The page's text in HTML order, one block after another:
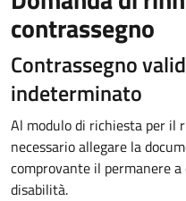
contrassegno
Contrassegno
indeterminato
Al modulo di richiesta per il
necessario allegare la
comprovante il permanere
disabilità.